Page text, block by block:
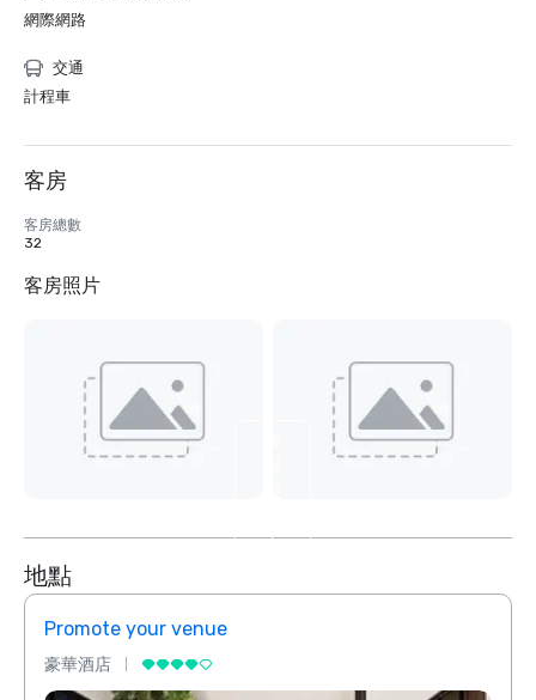
網際網路
交通
計程車
客房
客房總數
32
客房照片
4
地點
Promote your venue
豪華酒店